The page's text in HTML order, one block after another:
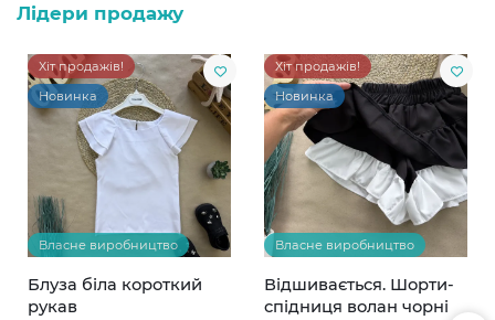
Лідери продажу
Хіт продажів!
Новинка
Власне виробництво
Блуза біла короткий
рукав
Хіт продажів!
Новинка
Власне виробництво
Відшивається. Шорти-
спідниця волан чорні